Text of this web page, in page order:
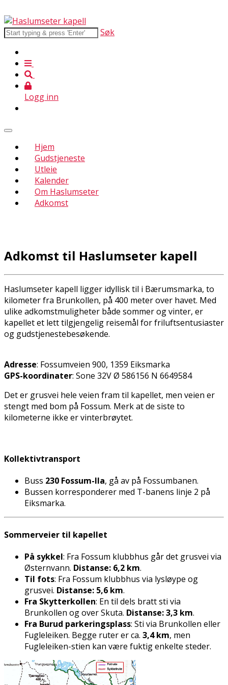
Søk
Logg inn
Hjem
Gudstjeneste
Utleie
Kalender
Om Haslumseter
Adkomst
Adkomst til Haslumseter kapell
Haslumseter kapell ligger idyllisk til i Bærumsmarka, to
kilometer fra Brunkollen, på 400 meter over havet. Med
ulike adkomstmuligheter både sommer og vinter, er
kapellet et lett tilgjengelig reisemål for friluftsentusiaster
og gudstjenestebesøkende.
Adresse: Fossumveien 900, 1359 Eiksmarka
GPS-koordinater: Sone 32V Ø 586156 N 6649584
Det er grusvei hele veien fram til kapellet, men veien er
stengt med bom på Fossum. Merk at de siste to
kilometerne ikke er vinterbrøytet.
Kollektivtransport
Buss 230 Fossum-Ila, gå av på Fossumbanen.
Bussen korresponderer med T-banens linje 2 på
Eiksmarka.
Sommerveier til kapellet
På sykkel: Fra Fossum klubbhus går det grusvei via
Østernvann. Distanse: 6,2 km.
Til fots: Fra Fossum klubbhus via lysløype og
grusvei. Distanse: 5,6 km.
Fra Skytterkollen: En til dels bratt sti via
Brunkollen og over Skuta. Distanse: 3,3 km.
Fra Burud parkeringsplass: Sti via Brunkollen eller
Fugleleiken. Begge ruter er ca. 3,4 km, men
Fugleleiken-stien kan være fuktig enkelte steder.